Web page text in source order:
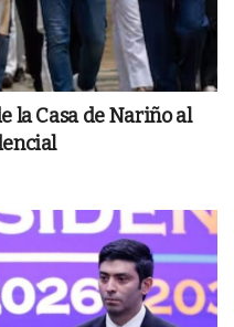
la Casa de Nariño al